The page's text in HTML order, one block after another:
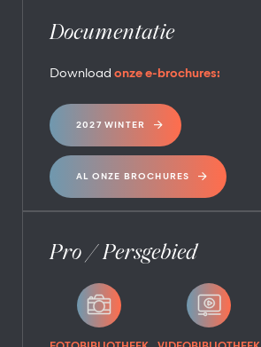
Documentatie
Download onze e-brochures:
2027 WINTER
AL ONZE BROCHURES
Pro / Persgebied